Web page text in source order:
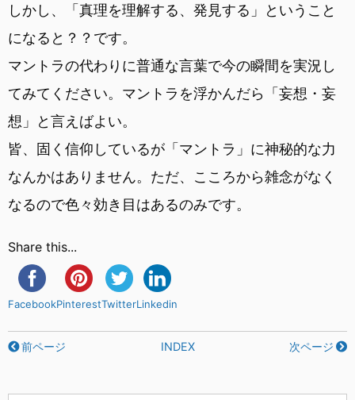
しかし、「真理を理解する、発見する」ということ
になると？？です。
マントラの代わりに普通な言葉で今の瞬間を実況し
てみてください。マントラを浮かんだら「妄想・妄
想」と言えばよい。
皆、固く信仰しているが「マントラ」に神秘的な力
なんかはありません。ただ、こころから雑念がなく
なるので色々効き目はあるのみです。
Share this...
FacebookPinterestTwitterLinkedin
前ページ INDEX 次ページ